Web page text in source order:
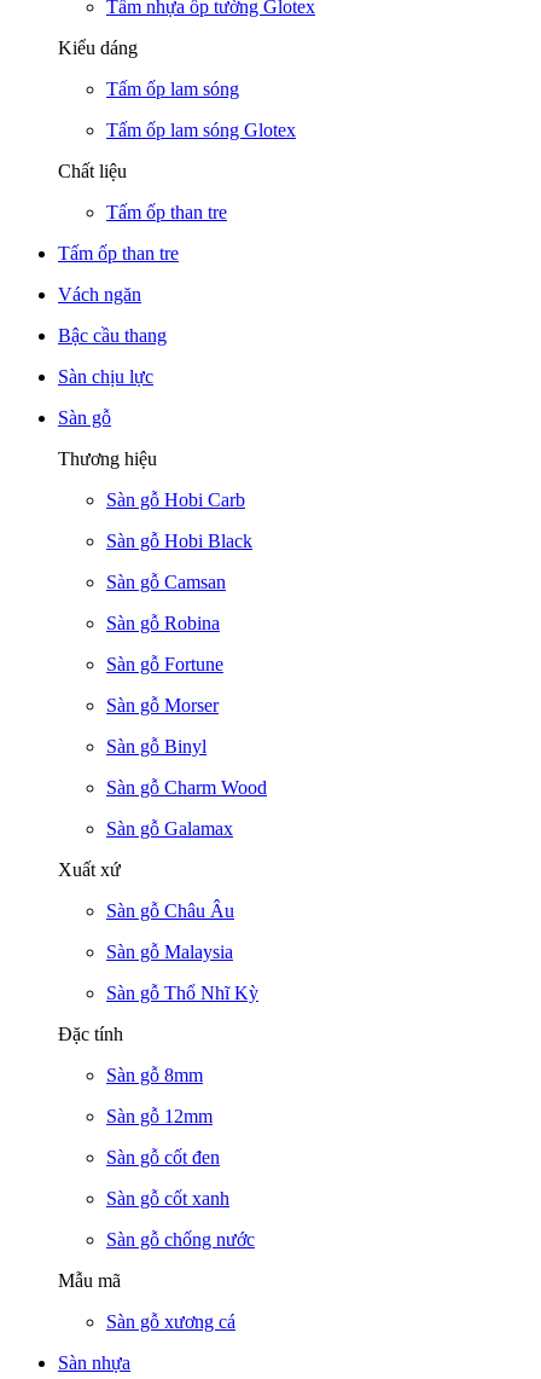
Tấm nhựa ốp tường Glotex
Kiểu dáng
Tấm ốp lam sóng
Tấm ốp lam sóng Glotex
Chất liệu
Tấm ốp than tre
Tấm ốp than tre
Vách ngăn
Bậc cầu thang
Sàn chịu lực
Sàn gỗ
Thương hiệu
Sàn gỗ Hobi Carb
Sàn gỗ Hobi Black
Sàn gỗ Camsan
Sàn gỗ Robina
Sàn gỗ Fortune
Sàn gỗ Morser
Sàn gỗ Binyl
Sàn gỗ Charm Wood
Sàn gỗ Galamax
Xuất xứ
Sàn gỗ Châu Âu
Sàn gỗ Malaysia
Sàn gỗ Thổ Nhĩ Kỳ
Đặc tính
Sàn gỗ 8mm
Sàn gỗ 12mm
Sàn gỗ cốt đen
Sàn gỗ cốt xanh
Sàn gỗ chống nước
Mẫu mã
Sàn gỗ xương cá
Sàn nhựa